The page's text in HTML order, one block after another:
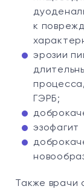
к
эрозии
ГЭРБ;
эзофагит
Также